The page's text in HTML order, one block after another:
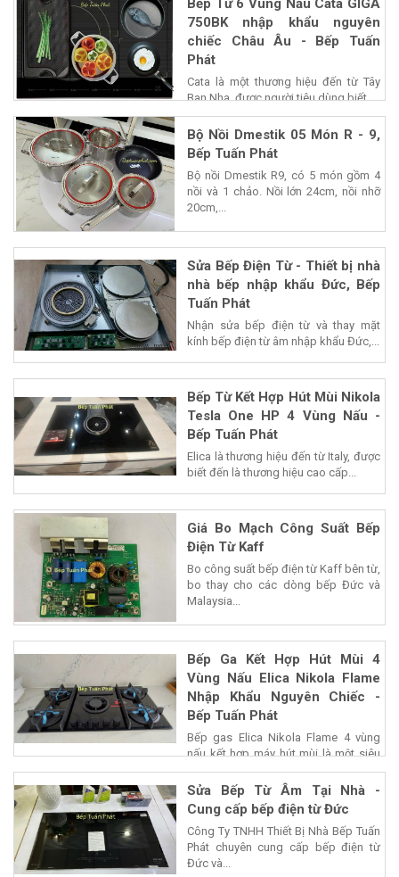
Bếp Từ 6 Vùng Nấu Cata GIGA
750BK nhập khẩu nguyên
chiếc Châu Âu - Bếp Tuấn
Phát
Cata là một thương hiệu đến từ Tây
Ban Nha, được người tiêu dùng biết...
Bộ Nồi Dmestik 05 Món R - 9,
Bếp Tuấn Phát
Bộ nồi Dmestik R9, có 5 món gồm 4
nồi và 1 chảo. Nồi lớn 24cm, nồi nhỡ
20cm,...
Sửa Bếp Điện Từ - Thiết bị nhà
nhà bếp nhập khẩu Đức, Bếp
Tuấn Phát
Nhận sửa bếp điện từ và thay mặt
kính bếp điện từ âm nhập khẩu Đức,...
Bếp Từ Kết Hợp Hút Mùi Nikola
Tesla One HP 4 Vùng Nấu -
Bếp Tuấn Phát
Elica là thương hiệu đến từ Italy, được
biết đến là thương hiệu cao cấp...
Giá Bo Mạch Công Suất Bếp
Điện Từ Kaff
Bo công suất bếp điện từ Kaff bên từ,
bo thay cho các dòng bếp Đức và
Malaysia...
Bếp Ga Kết Hợp Hút Mùi 4
Vùng Nấu Elica Nikola Flame
Nhập Khẩu Nguyên Chiếc -
Bếp Tuấn Phát
Bếp gas Elica Nikola Flame 4 vùng
nấu kết hợp máy hút mùi là một siêu
phẩm của...
Sửa Bếp Từ Âm Tại Nhà -
Cung cấp bếp điện từ Đức
Công Ty TNHH Thiết Bị Nhà Bếp Tuấn
Phát chuyên cung cấp bếp điện từ
Đức và...